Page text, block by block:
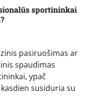
sportininkai
pasiruošimas ar
spaudimas
ypač
susiduria su